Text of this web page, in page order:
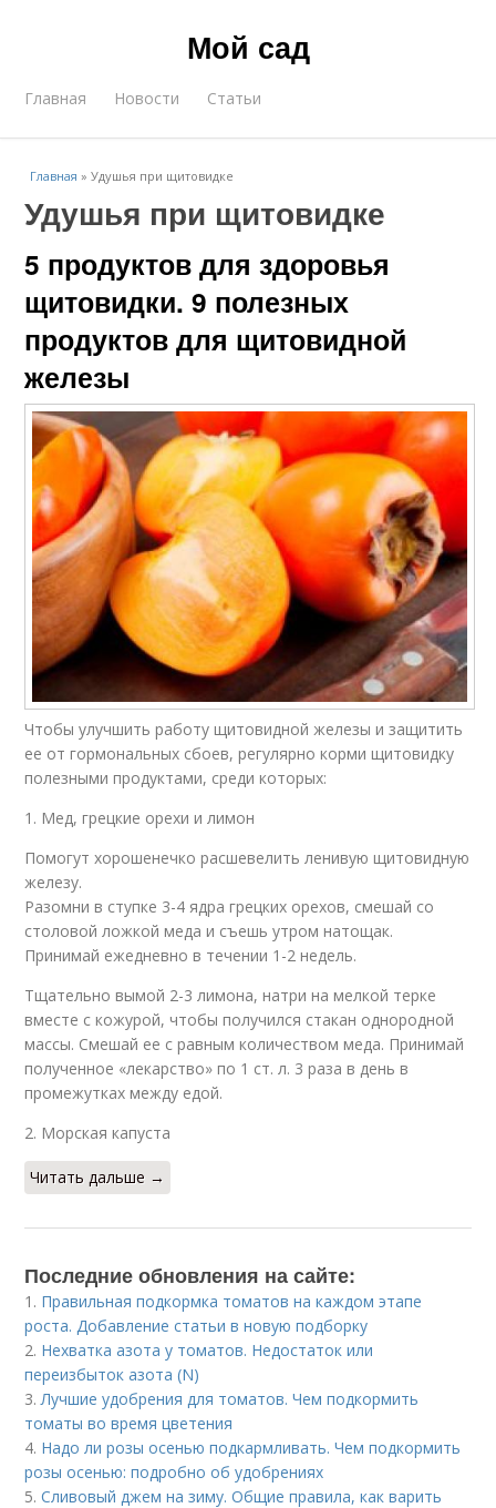
Мой сад
Главная Новости Статьи
Главная »Удушья при щитовидке
Удушья при щитовидке
5 продуктов для здоровья
щитовидки. 9 полезных
продуктов для щитовидной
железы
Чтобы улучшить работу щитовидной железы и защитить
ее от гормональных сбоев, регулярно корми щитовидку
полезными продуктами, среди которых:
1. Мед, грецкие орехи и лимон
Помогут хорошенечко расшевелить ленивую щитовидную
железу.
Разомни в ступке 3-4 ядра грецких орехов, смешай со
столовой ложкой меда и съешь утром натощак.
Принимай ежедневно в течении 1-2 недель.
Тщательно вымой 2-3 лимона, натри на мелкой терке
вместе с кожурой, чтобы получился стакан однородной
массы. Смешай ее с равным количеством меда. Принимай
полученное «лекарство» по 1 ст. л. 3 раза в день в
промежутках между едой.
2. Морская капуста
Читать дальше →
Последние обновления на сайте:
1. Правильная подкормка томатов на каждом этапе
роста. Добавление статьи в новую подборку
2. Нехватка азота у томатов. Недостаток или
переизбыток азота (N)
3. Лучшие удобрения для томатов. Чем подкормить
томаты во время цветения
4. Надо ли розы осенью подкармливать. Чем подкормить
розы осенью: подробно об удобрениях
5.Сливовый джем на зиму. Общие правила, как варить